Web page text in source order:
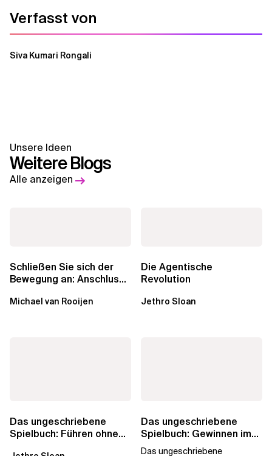
Verfasst von
Siva Kumari Rongali
Unsere Ideen
Weitere Blogs
Alle anzeigen
Schließen Sie sich der
Bewegung an: Anschluss
Michael van Rooijen
Die Agentische
Revolution
Jethro Sloan
Das ungeschriebene
Spielbuch: Führen ohne
Das ungeschriebene
Spielbuch: Gewinnen im
Team
Das ungeschriebene